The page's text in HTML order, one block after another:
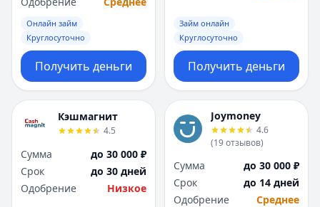
Онлайн займ
Круглосуточно
Получить деньги
Займ онлайн
Круглосуточно
Получить деньги
Кэшмагнит
4.5
Сумма
до 30 000 ₽
Срок
до 30 дней
Одобрение
Низкое
Joymoney
4.6
(19отзывов)
Сумма
до 30 000 ₽
Срок
до 14 дней
Одобрение
Среднее